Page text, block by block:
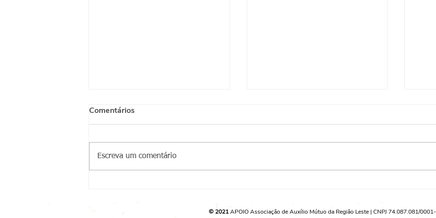
Comentários
Escreva um comentário
© 2021APOIO Associação de Auxílio Mútuo da Região Leste | CNPJ 74.087.081/